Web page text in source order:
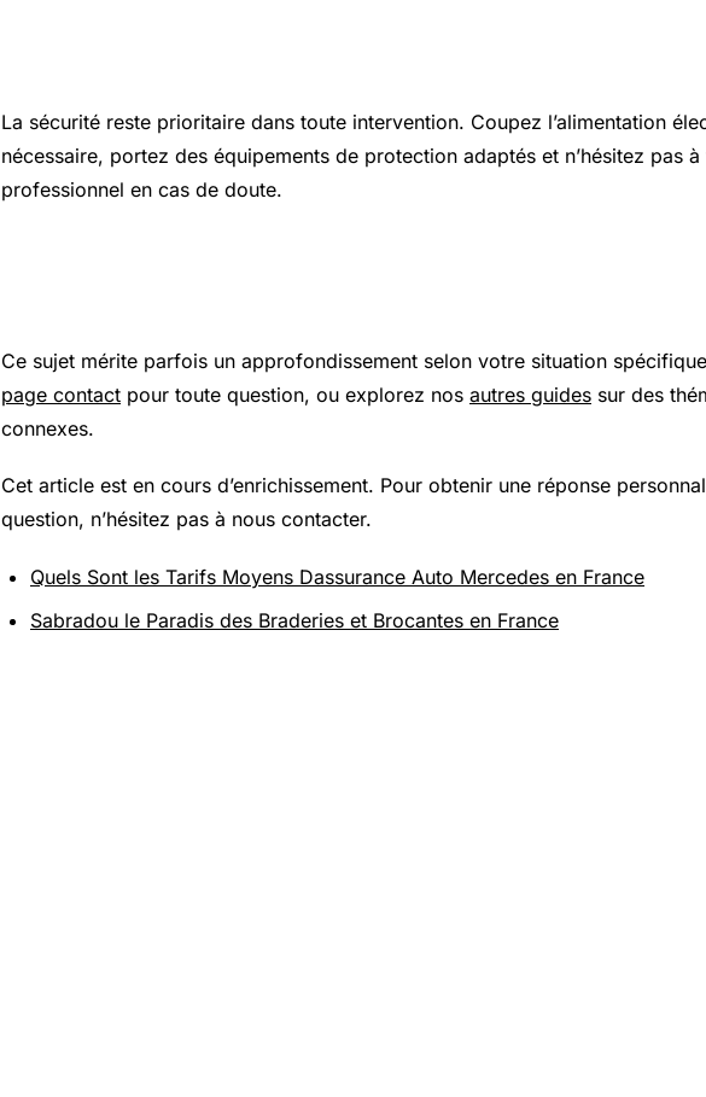
La sécurité reste prioritaire dans toute intervention. Coupez l’alimentation
nécessaire, portez des équipements de protection adaptés et n’hésitez pas
professionnel en cas de doute.
Ce sujet mérite parfois un approfondissement selon votre situation
page contact pour toute question, ou explorez nos autres guides sur des
connexes.
Cet article est en cours d’enrichissement. Pour obtenir une réponse
question, n’hésitez pas à nous contacter.
Quels Sont les Tarifs Moyens Dassurance Auto Mercedes en France
Sabradou le Paradis des Braderies et Brocantes en France